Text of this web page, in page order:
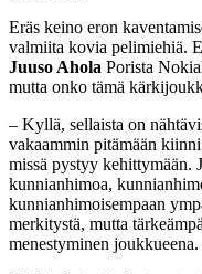
Eräs keino eron
valmiita kovia pelimiehiä.
Juuso Ahola Porista
mutta onko tämä
– Kyllä, sellaista on
vakaammin pitämään
missä pystyy kehittymään.
kunnianhimoa,
kunnianhimoisempaan
merkitystä, mutta
menestyminen joukkueena.